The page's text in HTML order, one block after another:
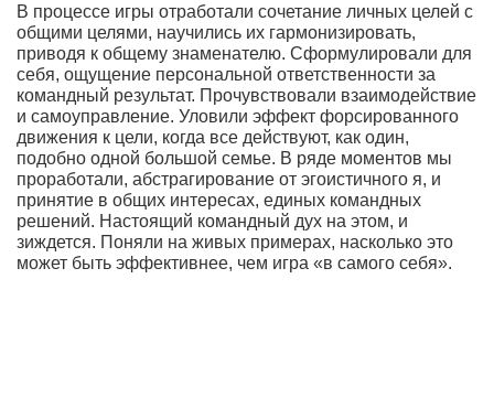
В процессе игры отработали сочетание личных целей с
общими целями, научились их гармонизировать,
приводя к общему знаменателю. Сформулировали для
себя, ощущение персональной ответственности за
командный результат. Прочувствовали взаимодействие
и самоуправление. Уловили эффект форсированного
движения к цели, когда все действуют, как один,
подобно одной большой семье. В ряде моментов мы
проработали, абстрагирование от эгоистичного я, и
принятие в общих интересах, единых командных
решений. Настоящий командный дух на этом, и
зиждется. Поняли на живых примерах, насколько это
может быть эффективнее, чем игра «в самого себя».